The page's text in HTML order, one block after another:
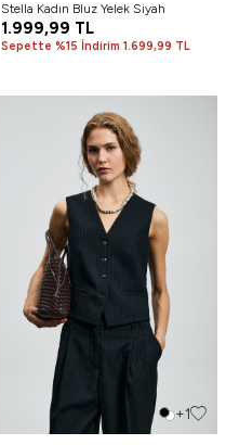
Stella Kadın Bluz Yelek Siyah
1.999,99 TL
Sepette %15 İndirim 1.699,99 TL
+1